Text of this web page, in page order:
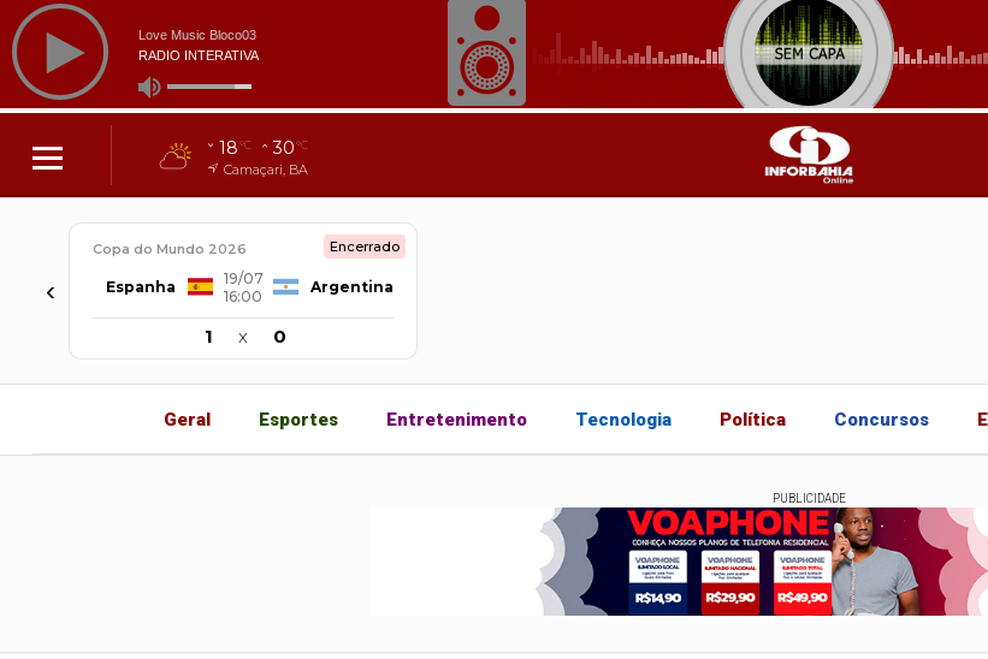
18°C 30°C
Camaçari, BA
‹
Copa do Mundo 2026 Encerrado
Espanha
19/07
16:00
Argentina
1 x 0
Geral Esportes Entretenimento Tecnologia Política Concursos
PUBLICIDADE